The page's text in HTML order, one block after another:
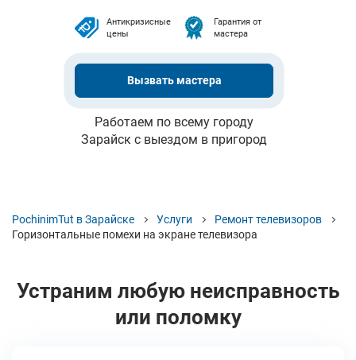
Антикризисные
цены
Гарантия от
мастера
Вызвать мастера
Работаем по всему городу
Зарайск с выездом в пригород
PochinimTut в Зарайске Услуги
Ремонт телевизоров
Горизонтальные помехи на экране телевизора
Устраним любую неисправность
или поломку